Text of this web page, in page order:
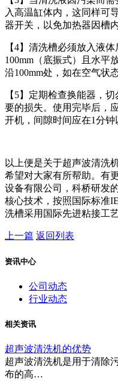
入高温缸体内，这同样可
器开关，以免加热器因槽
【4】清洗槽必须放入液
100mm（底振式）且水平
沿100mm处，如在空气状
【5】定期检查换能器，
要的损失。使用完毕后，
开机，间隙时间应在1分钟
以上便是关于超声波清洗
希望对大家有所帮助。有
设备有限公司，科桥研发
核心技术，按照国际标准
洗槽采用国际先进粘接工
上一篇 返回列表
资讯中心
公司动态
行业动态
相关资讯
超声波清洗机的优势
超声波清洗机是用于清除
布的高…